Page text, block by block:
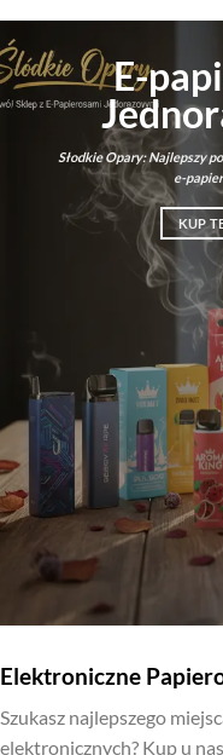
E-
Słodkie Opary: Najlepszy
e-
KUP
Elektroniczne
Szukasz najlepszego
elektronicznych? Kup u